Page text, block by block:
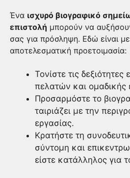
Ένα ισχυρό βιογραφικό
επιστολή μπορούν να
σας για πρόσληψη. Εδώ είναι
αποτελεσματική προετοιμασία:
Τονίστε τις
πελατών και ομαδικής
Προσαρμόστε το
ταιριάζει με την
εργασίας.
Κρατήστε τη
σύντομη και
είστε κατάλληλος για